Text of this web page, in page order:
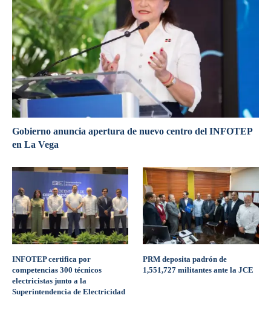
Gobierno anuncia apertura de nuevo centro del INFOTEP
en La Vega
INFOTEP certifica por
competencias 300 técnicos
electricistas junto a la
Superintendencia de Electricidad
PRM deposita padrón de
1,551,727 militantes ante la JCE